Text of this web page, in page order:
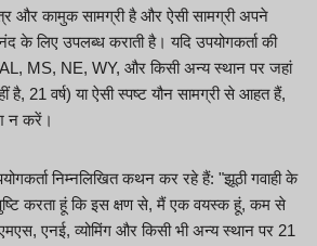
और कामुक सामग्री है और ऐसी सामग्री अपने
लिए उपलब्ध कराती है। यदि उपयोगकर्ता की
MS, NE, WY, और किसी अन्य स्थान पर जहां
है, 21 वर्ष) या ऐसी स्पष्ट यौन सामग्री से आहत हैं,
न करें।
निम्नलिखित कथन कर रहे हैं: "झूठी गवाही के
करता हूं कि इस क्षण से, मैं एक वयस्क हूं, कम से
एनई, व्योमिंग और किसी भी अन्य स्थान पर 21